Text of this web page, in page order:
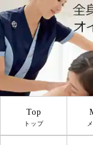
Top
トップ